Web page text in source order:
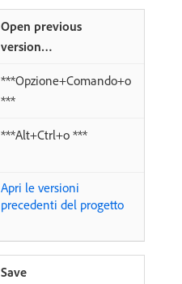
Open previous
version…
***Opzione+Comando+o
***
***Alt+Ctrl+o ***
Apri le versioni
precedenti del progetto
Save